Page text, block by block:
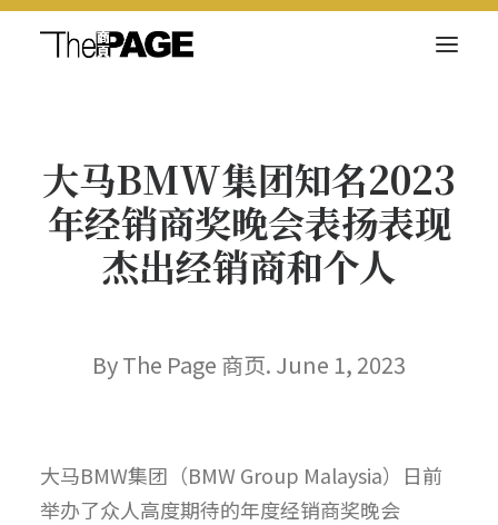
新闻内容
商页菁英
大马BMW集团知名2023
年经销商奖晚会表扬表现
杰出经销商和个人
By The Page 商页. June 1, 2023
大马BMW集团（BMW Group Malaysia）日前
举办了众人高度期待的年度经销商奖晚会